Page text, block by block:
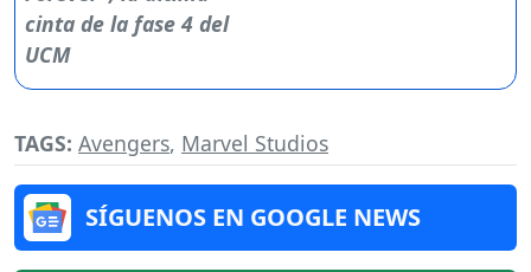
TAGS: Avengers, Marvel Studios
SÍGUENOS EN GOOGLE NEWS